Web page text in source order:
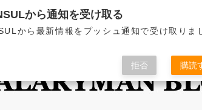
ブログの執筆者
から通知を受け取る
から最新情報をプッシュ通知で受け取りま
拒否 購読